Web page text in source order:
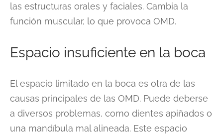
las estructuras orales y faciales. Cambia la
función muscular, lo que provoca OMD.
Espacio insuficiente en la boca
El espacio limitado en la boca es otra de las
causas principales de las OMD. Puede deberse
a diversos problemas, como dientes apiñados o
una mandíbula mal alineada. Este espacio